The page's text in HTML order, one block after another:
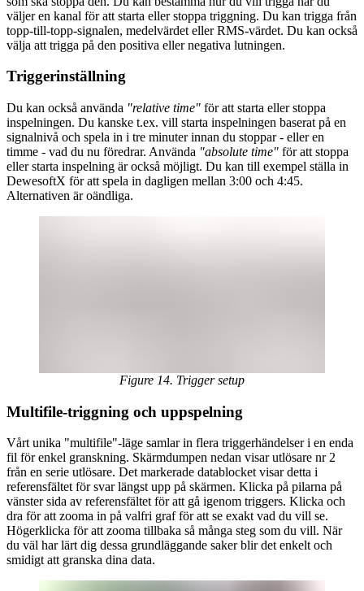
väljer en kanal för att starta eller stoppa triggning. Du kan trigga från
topp-till-topp-signalen, medelvärdet eller RMS-värdet. Du kan också
välja att trigga på den positiva eller negativa lutningen.
Triggerinställning
Du kan också använda "relative time" för att starta eller stoppa
inspelningen. Du kanske t.ex. vill starta inspelningen baserat på en
signalnivå och spela in i tre minuter innan du stoppar - eller en
timme - vad du nu föredrar. Använda "absolute time" för att stoppa
eller starta inspelning är också möjligt. Du kan till exempel ställa in
DewesoftX för att spela in dagligen mellan 3:00 och 4:45.
Alternativen är oändliga.
Figure 14. Trigger setup
Multifile-triggning och uppspelning
Vårt unika "multifile"-läge samlar in flera triggerhändelser i en enda
fil för enkel granskning. Skärmdumpen nedan visar utlösare nr 2
från en serie utlösare. Det markerade datablocket visar detta i
referensfältet för svar längst upp på skärmen. Klicka på pilarna på
vänster sida av referensfältet för att gå igenom triggers. Klicka och
dra för att zooma in på valfri graf för att se exakt vad du vill se.
Högerklicka för att zooma tillbaka så många steg som du vill. När
du väl har lärt dig dessa grundläggande saker blir det enkelt och
smidigt att granska dina data.